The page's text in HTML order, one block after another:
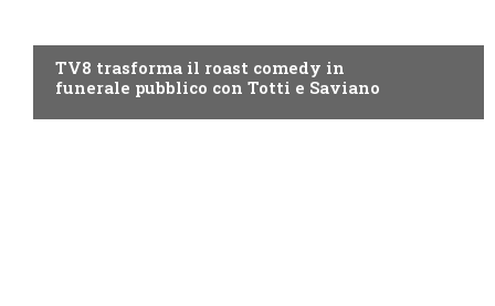
TV8 trasforma il roast comedy in
funerale pubblico con Totti e Saviano